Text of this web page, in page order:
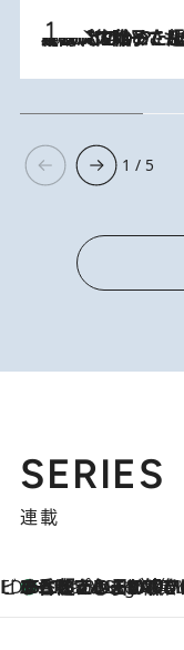
2026.8.5
【阿川佐和子さんの年とる力】なぜ70代で始めた趣味は“こんなに楽しい”のか？ ピアノ、俳句…スランプに陥っても続けられる“ある秘訣”とは
1 / 5
SERIES
連載
ビューティいいもの集め EDITORS' BEST
5 Hours Ago
35℃超えの日の夜、枕にひと吹き！ BAUMのルームスプレーが、ひのきの香りで心まで解きほぐす